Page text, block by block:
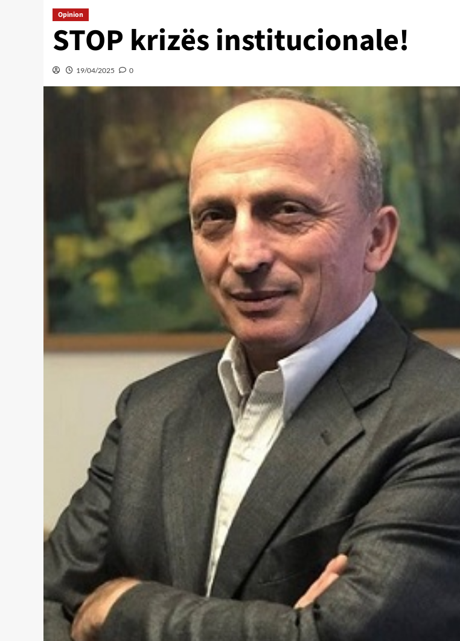
Opinion
STOP krizës institucionale!
19/04/2025 0